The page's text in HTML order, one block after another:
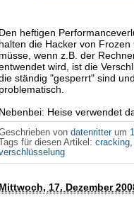
Den heftigen
halten die Hacker von
müsse, wenn z.B. der
wird, ist die
ständig "gesperrt" sind
problematisch.
Nebenbei: Heise verwendet
vondatenritterum
Tags für diesen Artikel:cracking
Mittwoch, 17. Dezember